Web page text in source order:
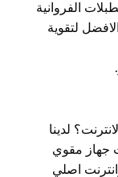
الفروانية
لتقوية
لدينا
جهاز مقوي
اصلي